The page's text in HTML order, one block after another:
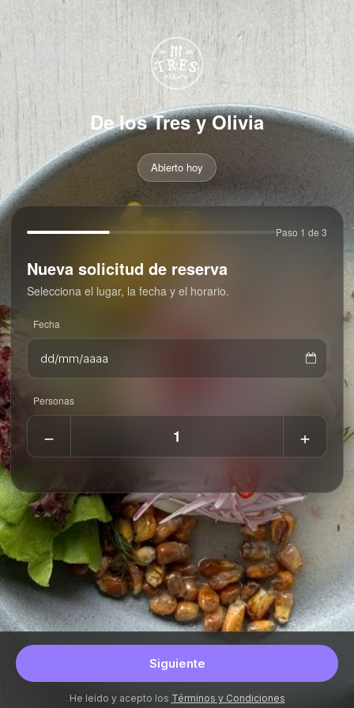
De los Tres y Olivia
Abierto hoy
Paso 1 de 3
Nueva solicitud de reserva
Selecciona el lugar, la fecha y el horario.
Fecha
Personas
− +
Siguiente
He leído y acepto los Términos y Condiciones